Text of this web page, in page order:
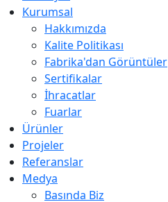
Kurumsal
Hakkımızda
Kalite Politikası
Fabrika'dan Görüntüler
Sertifikalar
İhracatlar
Fuarlar
Ürünler
Projeler
Referanslar
Medya
Basında Biz